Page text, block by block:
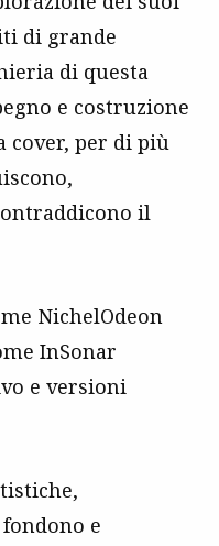
di grande
di questa
e costruzione
cover, per di più
il
NichelOdeon
InSonar
e versioni
e